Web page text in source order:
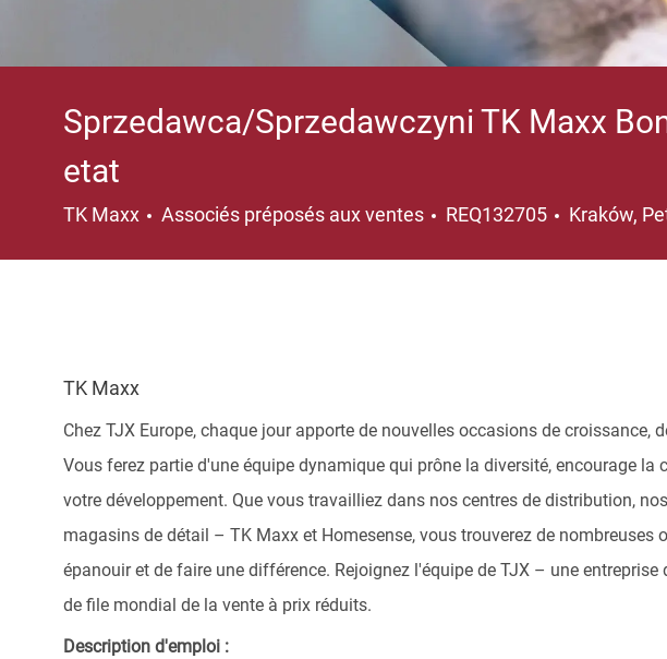
Sprzedawca/Sprzedawczyni TK Maxx
etat
TK Maxx Catégorie
Associés préposés aux ventes REQ132705 Kraków,
TK Maxx
Chez TJX Europe, chaque jour apporte de nouvelles occasions de croissance,
Vous ferez partie d'une équipe dynamique qui prône la diversité, encourage la
votre développement. Que vous travailliez dans nos centres de distribution,
magasins de détail – TK Maxx et Homesense, vous trouverez de nombreuses
épanouir et de faire une différence. Rejoignez l'équipe de TJX – une
de file mondial de la vente à prix réduits.
Description d'emploi :